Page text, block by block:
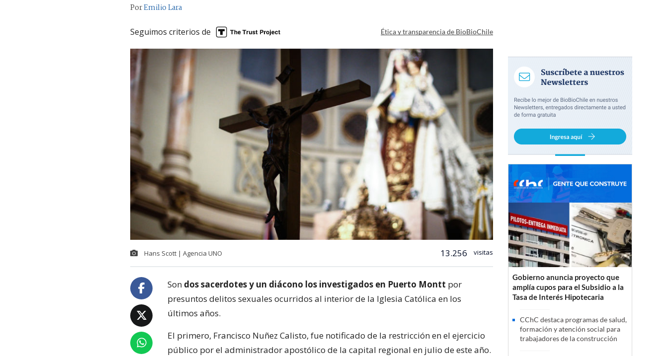
PorEmilio Lara
Seguimos criterios de Ética y transparencia de BioBioChile
Hans Scott | Agencia UNO 13.256 visitas
Son dos sacerdotes y un diácono los investigados en Puerto Montt por
presuntos delitos sexuales ocurridos al interior de la Iglesia Católica en los
últimos años.
El primero, Francisco Nuñez Calisto, fue notificado de la restricción en el ejercicio
público por el administrador apostólico de la capital regional en julio de este año.
Gobierno anuncia proyecto que
amplía cupos para el Subsidio a la
Tasa de Interés Hipotecaria
CChC destaca programas de salud,
formación y atención social para
trabajadores de la construcción